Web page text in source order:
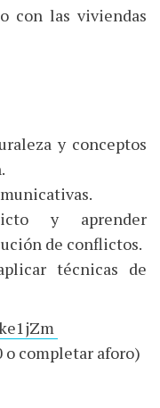
con las viviendas
y conceptos
y aprender
de conflictos.
técnicas de
o completar aforo)